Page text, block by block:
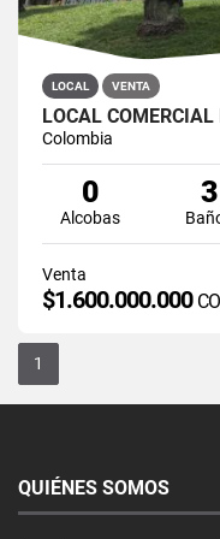
LOCAL VENTA
LOCAL
Colombia
0
Alcobas
3
Venta
$1.600.000.000
1
QUIÉNES SOMOS